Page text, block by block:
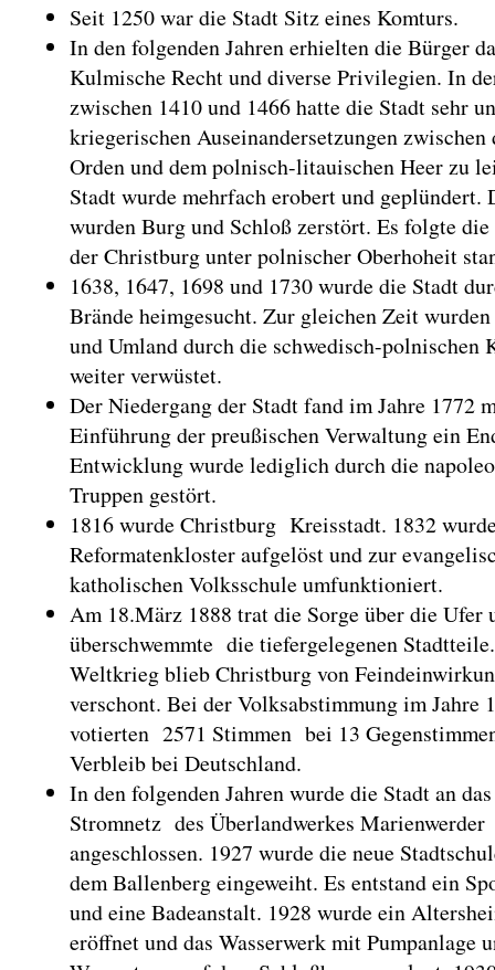
Seit 1250 war die Stadt Sitz eines Komturs.
In den folgenden Jahren erhielten die Bürger
Kulmische Recht und diverse Privilegien. In
zwischen 1410 und 1466 hatte die Stadt sehr
kriegerischen Auseinandersetzungen zwischen
Orden und dem polnisch-litauischen Heer zu
Stadt wurde mehrfach erobert und geplündert.
wurden Burg und Schloß zerstört. Es folgte
der Christburg unter polnischer Oberhoheit
1638, 1647, 1698 und 1730 wurde die Stadt
Brände heimgesucht. Zur gleichen Zeit
und Umland durch die schwedisch-polnischen
weiter verwüstet.
Der Niedergang der Stadt fand im Jahre 1772
Einführung der preußischen Verwaltung ein
Entwicklung wurde lediglich durch die
Truppen gestört.
1816 wurde Christburg Kreisstadt. 1832
Reformatenkloster aufgelöst und zur
katholischen Volksschule umfunktioniert.
Am 18.März 1888 trat die Sorge über die Ufer
überschwemmte die tiefergelegenen
Weltkrieg blieb Christburg von
verschont. Bei der Volksabstimmung im Jahre
votierten 2571 Stimmen bei 13
Verbleib bei Deutschland.
In den folgenden Jahren wurde die Stadt an das
Stromnetz des Überlandwerkes Marienwerder
angeschlossen. 1927 wurde die neue
dem Ballenberg eingeweiht. Es entstand ein
und eine Badeanstalt. 1928 wurde ein
eröffnet und das Wasserwerk mit Pumpanlage